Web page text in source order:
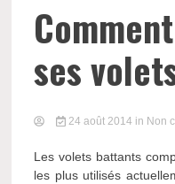
ses
24 août 2014 in Non
Les volets battants
les plus utilisés